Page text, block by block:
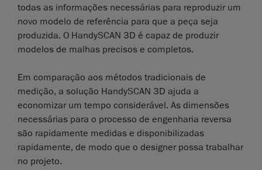
todas as informações necessárias para reproduzir um
novo modelo de referência para que a peça seja
produzida. O HandySCAN 3D é capaz de produzir
modelos de malhas precisos e completos.
Em comparação aos métodos tradicionais de
medição, a solução HandySCAN 3D ajuda a
economizar um tempo considerável. As dimensões
necessárias para o processo de engenharia reversa
são rapidamente medidas e disponibilizadas
rapidamente, de modo que o designer possa trabalhar
no projeto.